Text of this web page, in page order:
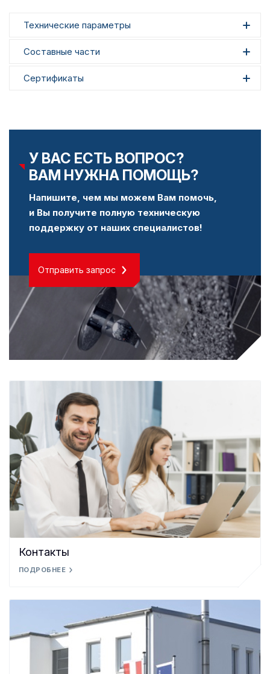
Технические параметры
Составные части
Сертификаты
У ВАС ЕСТЬ ВОПРОС?
ВАМ НУЖНА ПОМОЩЬ?
Напишите, чем мы можем Вам помочь,
и Вы получите полную техническую
поддержку от наших специалистов!
Отправить запрос
Контакты
ПОДРОБНЕЕ